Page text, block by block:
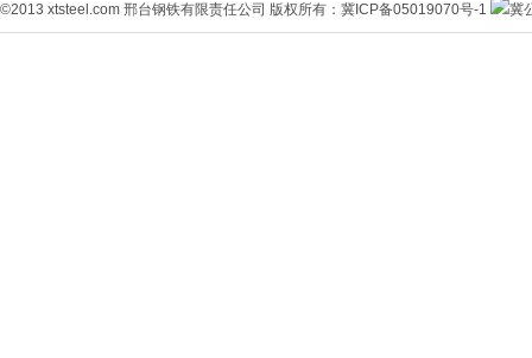
©2013 xtsteel.com 邢台钢铁有限责任公司 版权所有： 冀ICP备05019070号-1 冀